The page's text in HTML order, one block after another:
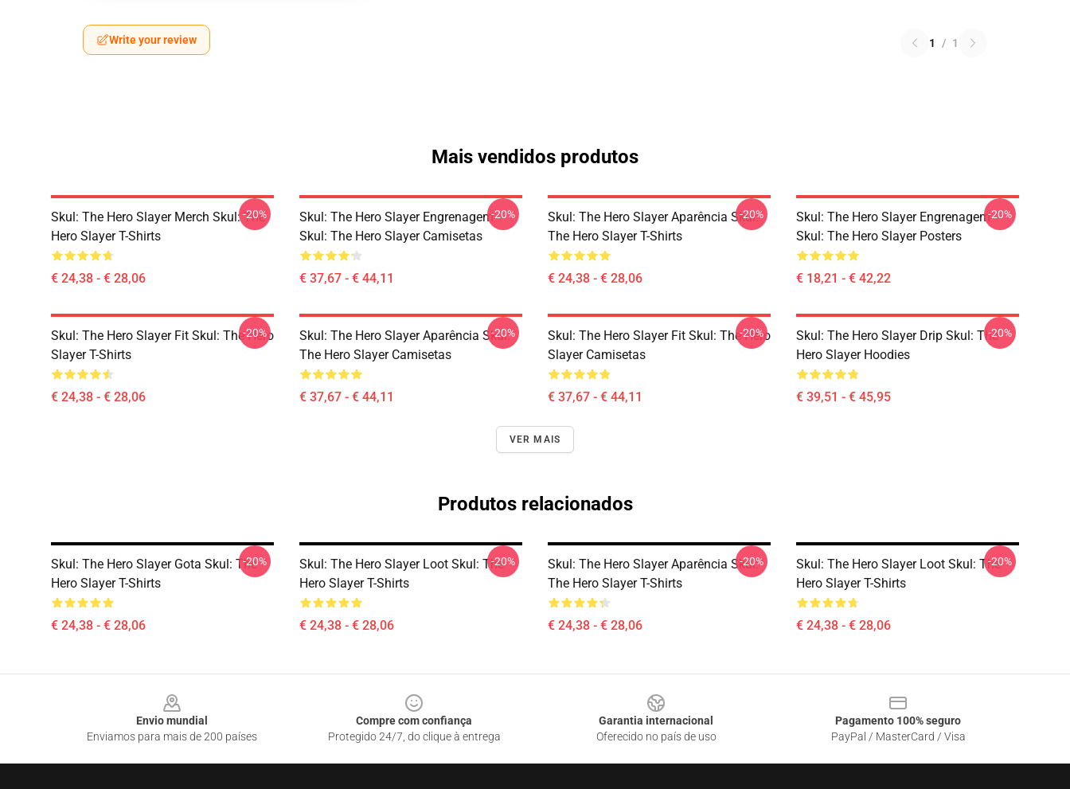
Write your review 1 / 1
Mais vendidos produtos
Skul: The Hero Slayer Merch Skul: The
Hero Slayer T-Shirts
€ 24,38 - € 28,06
-20%
Skul: The Hero Slayer Engrenagem
Skul: The Hero Slayer Camisetas
€ 37,67 - € 44,11
-20%
Skul: The Hero Slayer Aparência Skul:
The Hero Slayer T-Shirts
€ 24,38 - € 28,06
-20%
Skul: The Hero Slayer Engrenagem
Skul: The Hero Slayer Posters
€ 18,21 - € 42,22
-20%
Skul: The Hero Slayer Fit Skul: The Hero
Slayer T-Shirts
€ 24,38 - € 28,06
-20%
Skul: The Hero Slayer Aparência Skul:
The Hero Slayer Camisetas
€ 37,67 - € 44,11
-20%
Skul: The Hero Slayer Fit Skul: The Hero
Slayer Camisetas
€ 37,67 - € 44,11
-20%
Skul: The Hero Slayer Drip Skul: The
Hero Slayer Hoodies
€ 39,51 - € 45,95
-20%
VER MAIS
Produtos relacionados
Skul: The Hero Slayer Gota Skul: The
Hero Slayer T-Shirts
€ 24,38 - € 28,06
-20%
Skul: The Hero Slayer Loot Skul: The
Hero Slayer T-Shirts
€ 24,38 - € 28,06
-20%
Skul: The Hero Slayer Aparência Skul:
The Hero Slayer T-Shirts
€ 24,38 - € 28,06
-20%
Skul: The Hero Slayer Loot Skul: The
Hero Slayer T-Shirts
€ 24,38 - € 28,06
-20%
Envio mundial
Enviamos para mais de 200 países
Compre com confiança
Protegido 24/7, do clique à entrega
Garantia internacional
Oferecido no país de uso
Pagamento 100% seguro
PayPal / MasterCard / Visa